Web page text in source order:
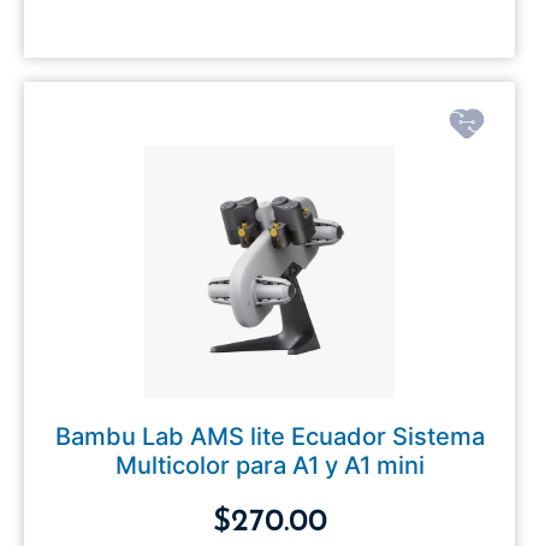
Bambu Lab AMS lite Ecuador Sistema
Multicolor para A1 y A1 mini
$270.00